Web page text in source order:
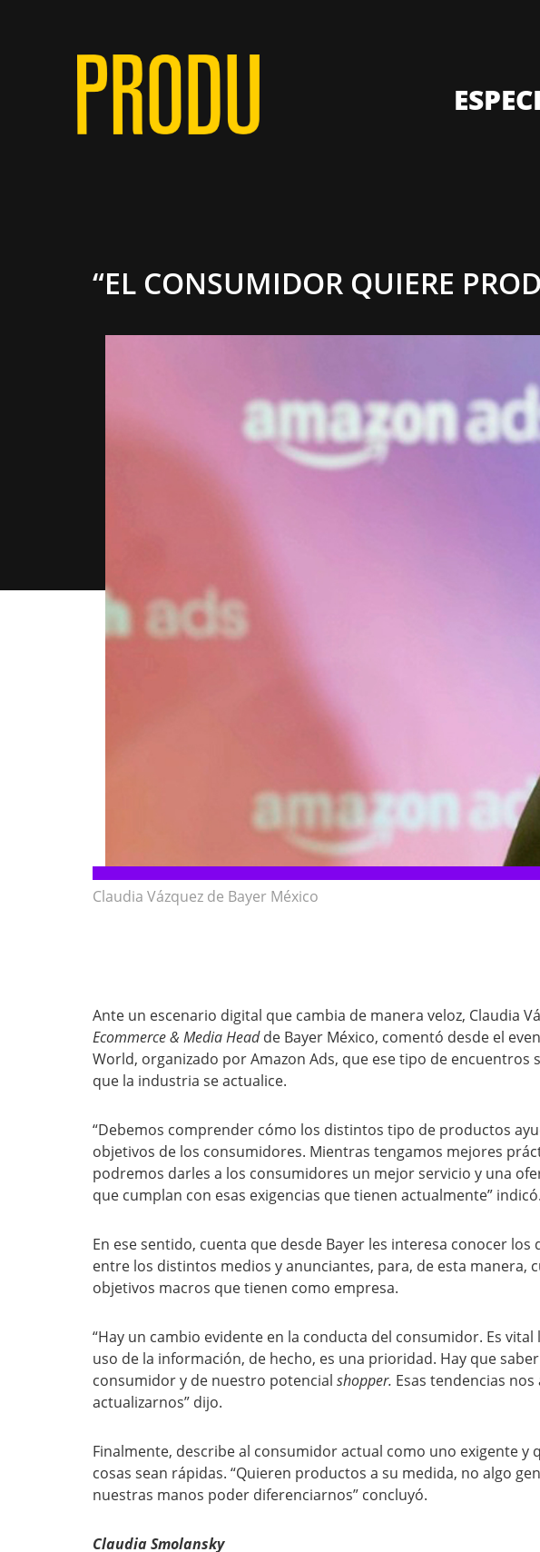
“EL CONSUMIDOR QUIERE
Claudia Vázquez de Bayer México
Ante un escenario digital que cambia de manera veloz, Claudia
Ecommerce & Media Headde Bayer México, comentó desde el
World, organizado por Amazon Ads, que ese tipo de encuentros
que la industria se actualice.
“Debemos comprender cómo los distintos tipo de productos
objetivos de los consumidores. Mientras tengamos mejores
podremos darles a los consumidores un mejor servicio y una
que cumplan con esas exigencias que tienen actualmente” indicó.
En ese sentido, cuenta que desde Bayer les interesa conocer los
entre los distintos medios y anunciantes, para, de esta manera,
objetivos macros que tienen como empresa.
“Hay un cambio evidente en la conducta del consumidor. Es vital
uso de la información, de hecho, es una prioridad. Hay que
consumidor y de nuestro potencial shopper. Esas tendencias nos
actualizarnos” dijo.
Finalmente, describe al consumidor actual como uno exigente y
cosas sean rápidas. “Quieren productos a su medida, no algo
nuestras manos poder diferenciarnos” concluyó.
Claudia Smolansky